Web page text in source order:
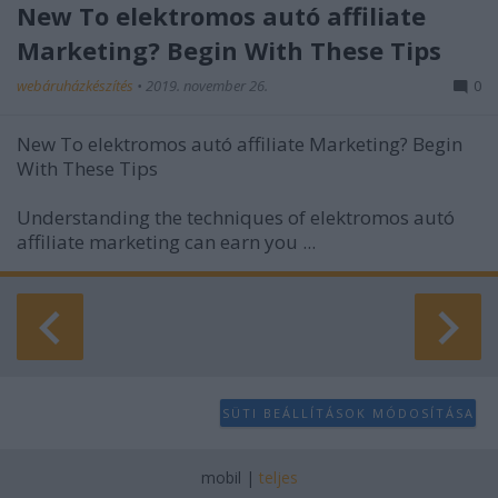
New To elektromos autó affiliate
Marketing? Begin With These Tips
webáruházkészítés • 2019. november 26. 0
New To elektromos autó affiliate Marketing? Begin
With These Tips
Understanding the techniques of elektromos autó
affiliate marketing can earn you ...
SÜTI BEÁLLÍTÁSOK MÓDOSÍTÁSA
mobil | teljes